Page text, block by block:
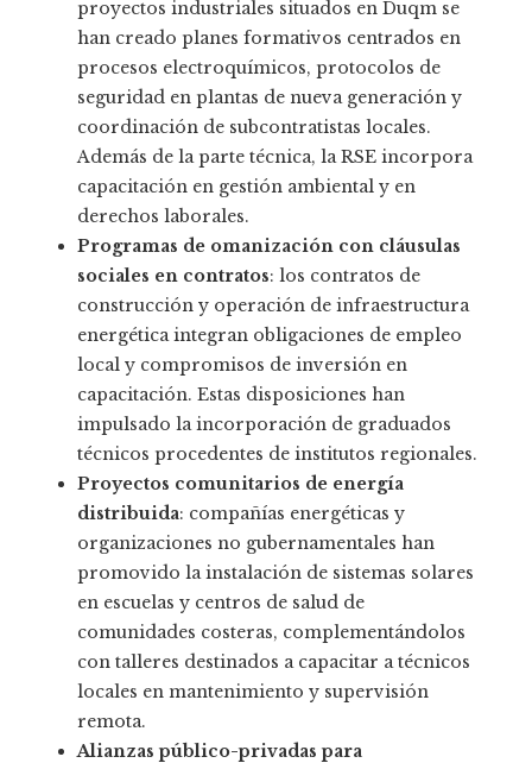
proyectos industriales situados en Duqm se
han creado planes formativos centrados en
procesos electroquímicos, protocolos de
seguridad en plantas de nueva generación y
coordinación de subcontratistas locales.
Además de la parte técnica, la RSE incorpora
capacitación en gestión ambiental y en
derechos laborales.
Programas de omanización con cláusulas
sociales en contratos: los contratos de
construcción y operación de infraestructura
energética integran obligaciones de empleo
local y compromisos de inversión en
capacitación. Estas disposiciones han
impulsado la incorporación de graduados
técnicos procedentes de institutos regionales.
Proyectos comunitarios de energía
distribuida: compañías energéticas y
organizaciones no gubernamentales han
promovido la instalación de sistemas solares
en escuelas y centros de salud de
comunidades costeras, complementándolos
con talleres destinados a capacitar a técnicos
locales en mantenimiento y supervisión
remota.
Alianzas público-privadas para